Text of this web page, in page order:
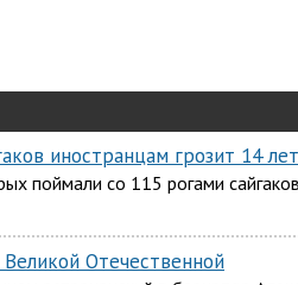
иностранцам грозит 14
поймали со 115 рогами
Отечественной